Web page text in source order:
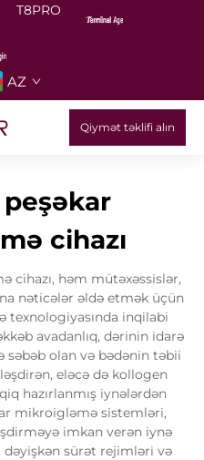
T8PRO
AZ
Qiymət təklifi alın
peşəkar
cihazı
cihazı, həm mütəxəssislər,
nəticələr əldə etmək üçün
texnologiyasında inqilabi
avadanlıq, dərinin idarə
olan və bədənin təbii
eləcə də kollogen
hazırlanmış iynələrdən
mikroigləmə sistemləri,
imkan verən iynə
sürət rejimləri və